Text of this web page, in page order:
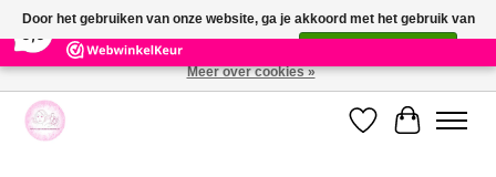
391 Reviews ×
Welkom bij de nieuwe webshop van Parfumerie Marie Rose
Verlanglijst
Door het gebruiken van onze website, ga je akkoord met het gebruik van
cookies om onze website te verbeteren.
Meer over cookies »